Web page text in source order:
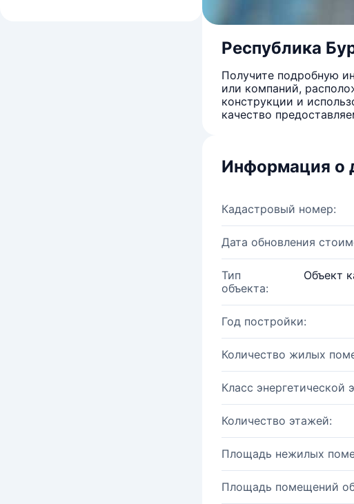
Республика
Получите подробную
или компаний,
конструкции и
качество
Информация о
Кадастровый номер:
Дата обновления
Тип
объекта:
Объект
Год постройки:
Количество жилых
Класс энергетической
Количество этажей:
Площадь нежилых
Площадь помещений